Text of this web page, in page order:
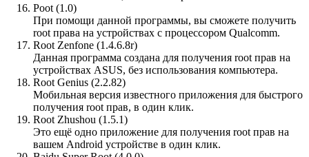
Poot (1.0)
При помощи данной программы, вы сможете получить
root права на устройствах с процессором Qualcomm.
Root Zenfone (1.4.6.8r)
Данная программа создана для получения root прав на
устройствах ASUS, без использования компьютера.
Root Genius (2.2.82)
Мобильная версия известного приложения для быстрого
получения root прав, в один клик.
Root Zhushou (1.5.1)
Это ещё одно приложение для получения root прав на
вашем Android устройстве в один клик.